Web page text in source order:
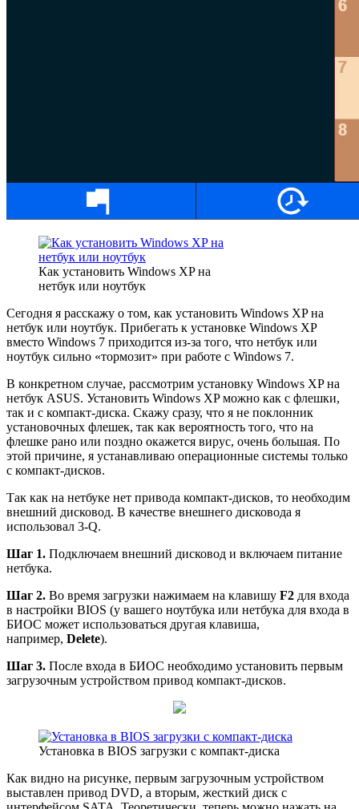
Как установить Windows XP на
нетбук или ноутбук
Сегодня я расскажу о том, как установить Windows XP на
нетбук или ноутбук. Прибегать к установке Windows XP
вместо Windows 7 приходится из-за того, что нетбук или
ноутбук сильно «тормозит» при работе с Windows 7.
В конкретном случае, рассмотрим установку Windows XP на
нетбук ASUS. Установить Windows XP можно как с флешки,
так и с компакт-диска. Скажу сразу, что я не поклонник
установочных флешек, так как вероятность того, что на
флешке рано или поздно окажется вирус, очень большая. По
этой причине, я устанавливаю операционные системы только
с компакт-дисков.
Так как на нетбуке нет привода компакт-дисков, то необходим
внешний дисковод. В качестве внешнего дисковода я
использовал 3-Q.
Шаг 1. Подключаем внешний дисковод и включаем питание
нетбука.
Шаг 2. Во время загрузки нажимаем на клавишу F2 для входа
в настройки BIOS (у вашего ноутбука или нетбука для входа в
БИОС может использоваться другая клавиша,
например, Delete).
Шаг 3. После входа в БИОС необходимо установить первым
загрузочным устройством привод компакт-дисков.
Установка в BIOS загрузки с компакт-диска
Как видно на рисунке, первым загрузочным устройством
выставлен привод DVD, а вторым, жесткий диск с